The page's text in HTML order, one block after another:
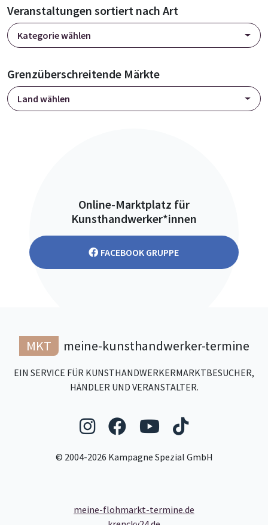
Veranstaltungen sortiert nach Art
Kategorie wählen
Grenzüberschreitende Märkte
Land wählen
Online-Marktplatz für
Kunsthandwerker*innen
FACEBOOK GRUPPE
MKT meine-kunsthandwerker-termine
EIN SERVICE FÜR KUNSTHANDWERKERMARKTBESUCHER,
HÄNDLER UND VERANSTALTER.
Folgen Sie uns auf
Folgen Sie uns auf
Folgen Sie
Folgen
© 2004-2026 Kampagne Spezial GmbH
meine-flohmarkt-termine.de